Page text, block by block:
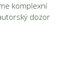
komplexní
dozor